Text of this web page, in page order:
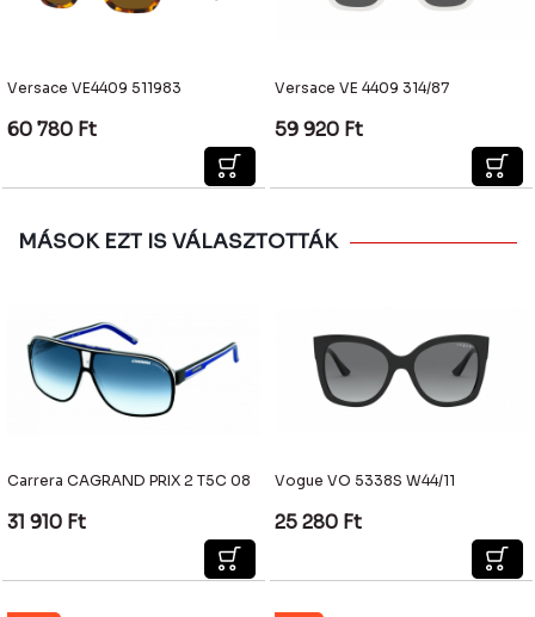
Versace VE4409 511983
60 780 Ft
Versace VE 4409 314/87
59 920 Ft
MÁSOK EZT IS VÁLASZTOTTÁK
Carrera CAGRAND PRIX 2 T5C 08
31 910 Ft
Vogue VO 5338S W44/11
25 280 Ft